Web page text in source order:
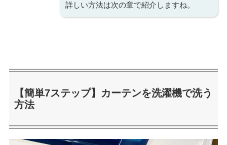
詳しい方法は次の章で紹介しますね。
【簡単7ステップ】カーテンを洗濯機で洗う
方法